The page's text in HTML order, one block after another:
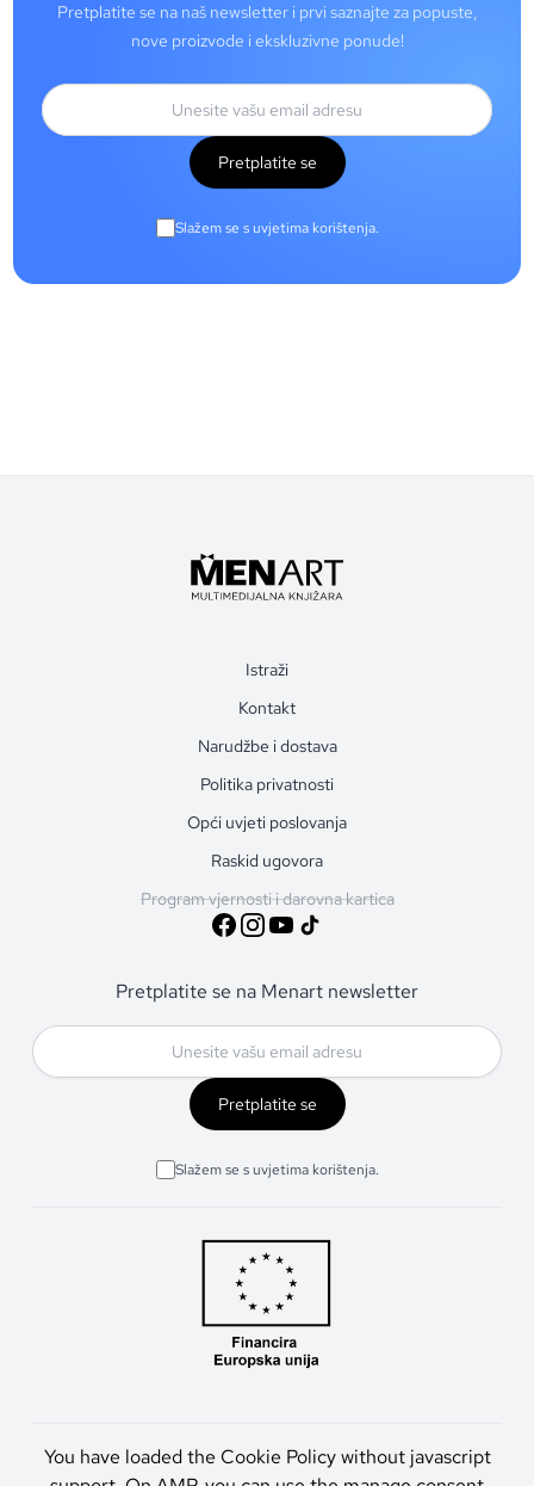
Pretplatite se na naš newsletter i prvi saznajte za popuste,
nove proizvode i ekskluzivne ponude!
Pretplatite se
Slažem se s uvjetima korištenja.
Istraži
Kontakt
Narudžbe i dostava
Politika privatnosti
Opći uvjeti poslovanja
Raskid ugovora
Program vjernosti i darovna kartica
Pretplatite se na Menart newsletter
Pretplatite se
Slažem se s uvjetima korištenja.
You have loaded the Cookie Policy without javascript